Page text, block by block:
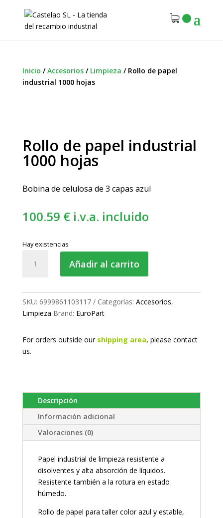
Inicio /Accesorios/ Limpieza / Rollo de papel
industrial 1000 hojas
Rollo de papel industrial
1000 hojas
Bobina de celulosa de 3 capas azul
100.59 € i.v.a. incluido
Hay existencias
1000
hojas
Añadir al carrito
SKU: 6999861103117 Categorías: Accesorios,
Limpieza Brand: EuroPart
For orders outside our shipping area, please contact
us.
Descripción
Información adicional
Valoraciones (0)
Papel industrial de limpieza resistente a
disolventes y alta absorción de líquidos.
Resistente también a la rotura en estado
húmedo.
Rollo de papel para taller color azul y estable,